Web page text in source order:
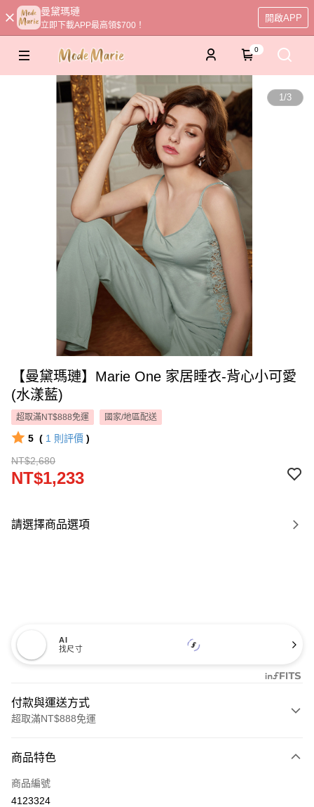
曼黛瑪璉
立即下載APP最高領$700！
開啟APP
0
1/3
【曼黛瑪璉】Marie One 家居睡衣-背心小可愛
(水漾藍)
超取滿NT$888免運 國家/地區配送
5 ( 1 則評價 )
NT$2,680
NT$1,233
請選擇商品選項
AI
找尺寸
付款與運送方式
超取滿NT$888免運
信用卡一次付款
信用卡分期付款
商品特色
商品編號
4123324